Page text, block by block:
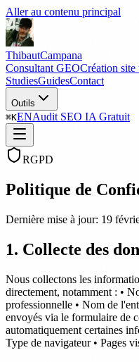
Aller au contenu principal
ThibautCampana
Consultant GEOCréation site
StudiesGuidesContact
Outils
⌘KENAudit SEO IA Gratuit
RGPD
Politique de
Dernière mise à jour: 19
1. Collecte des
Nous collectons les
directement, notamment : •
professionnelle • Nom de
envoyés via le formulaire de
automatiquement certaines
Type de navigateur • Pages